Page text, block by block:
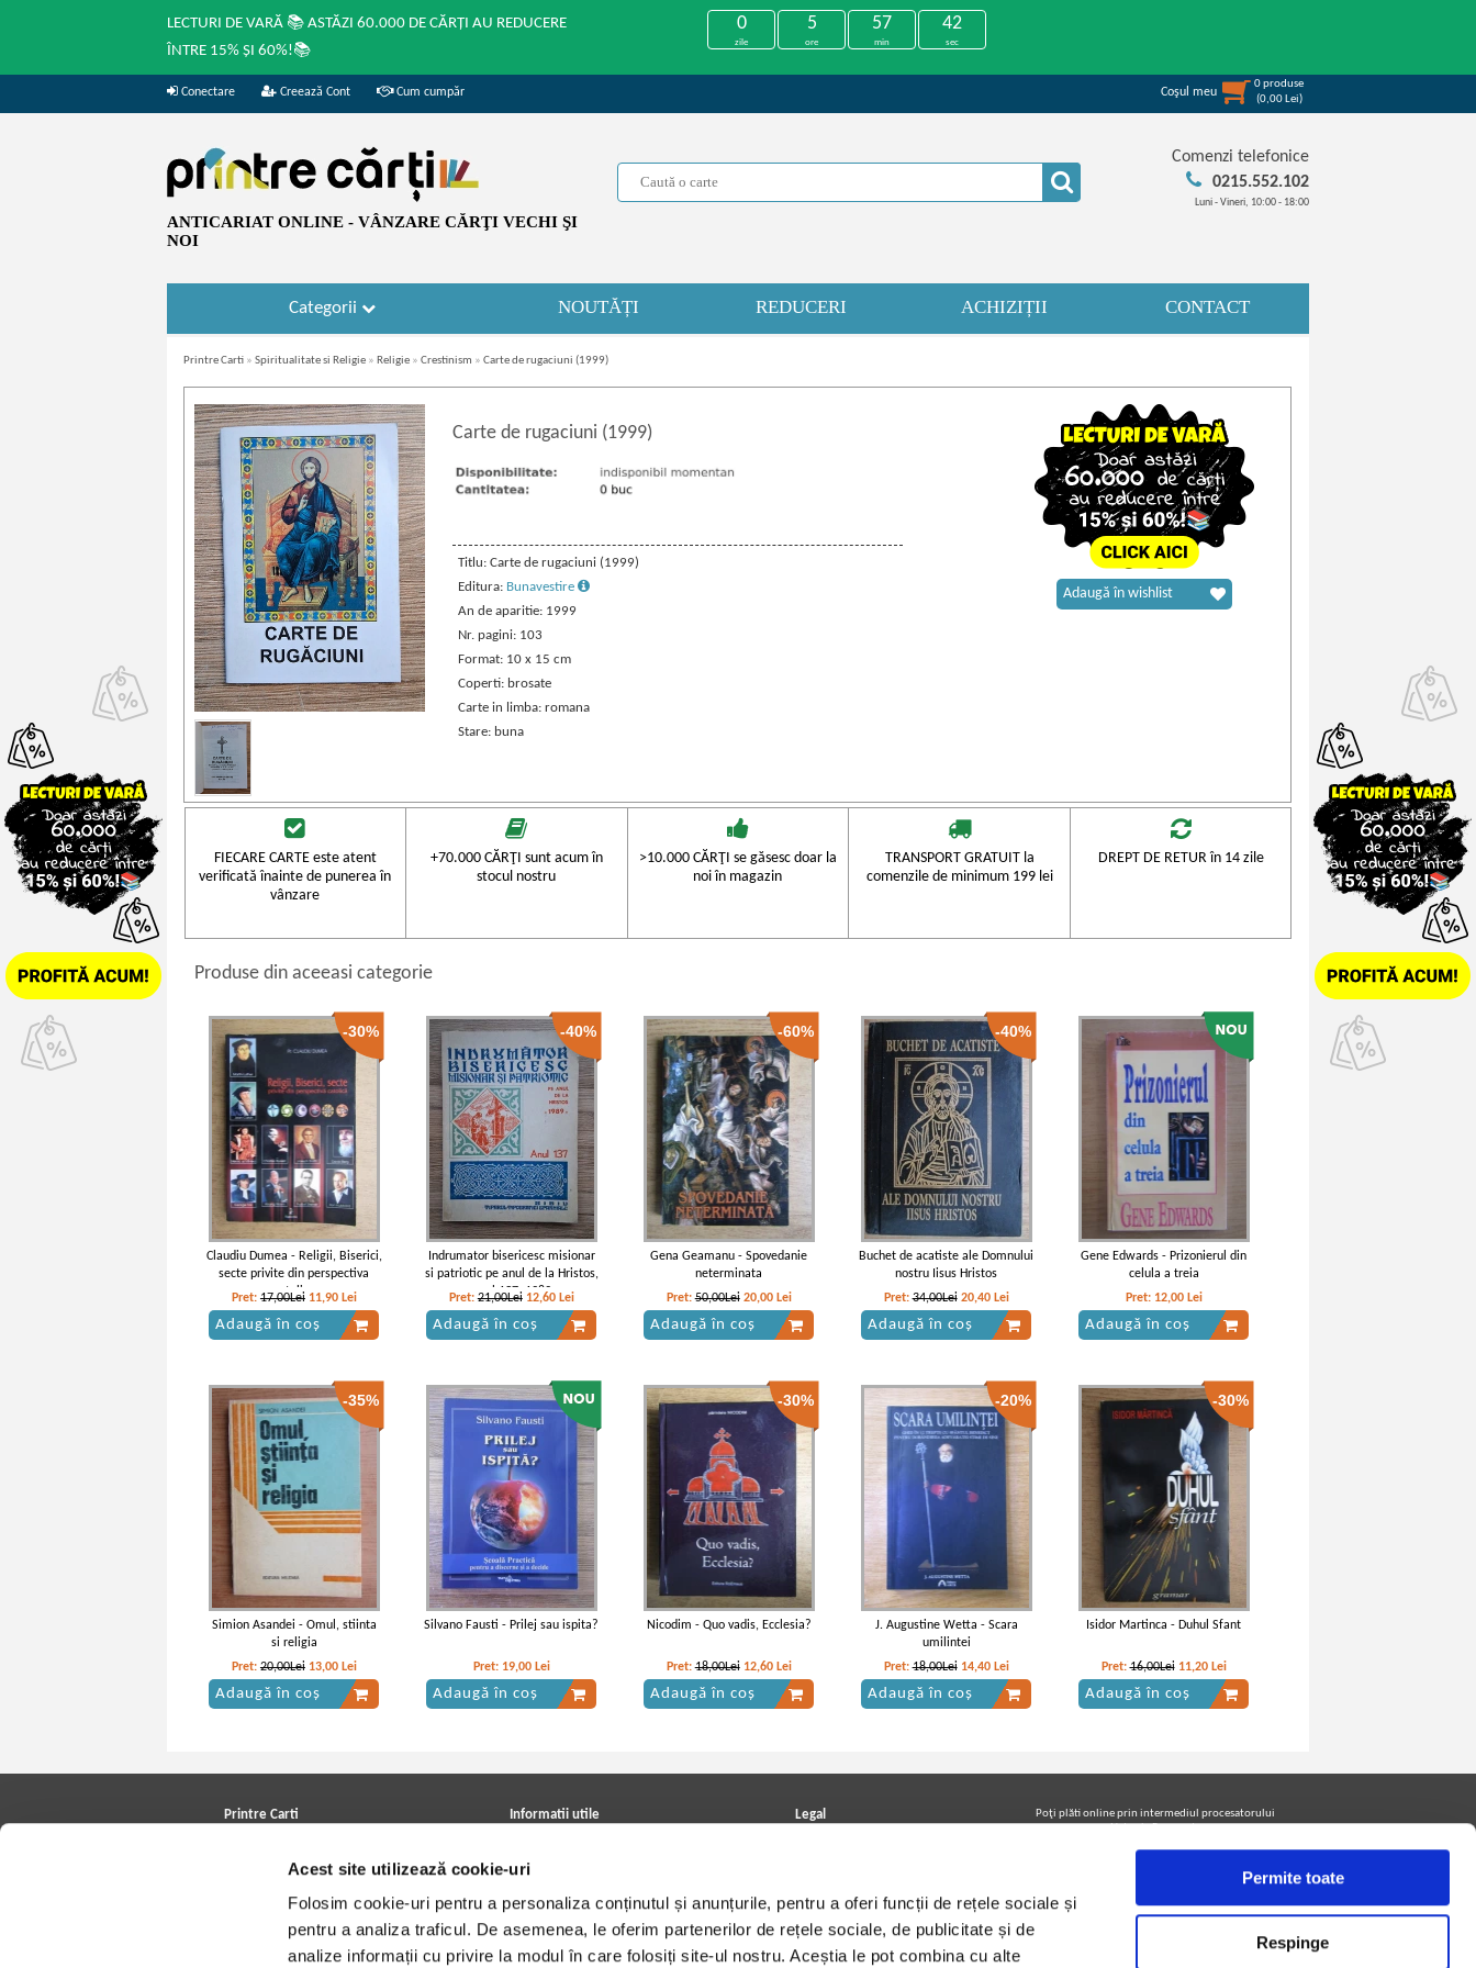
Acest site utilizează cookie-uri
Folosim cookie-uri pentru a personaliza conținutul și anunțurile, pentru a oferi funcții de rețele sociale și
pentru a analiza traficul. De asemenea, le oferim partenerilor de rețele sociale, de publicitate și de
analize informații cu privire la modul în care folosiți site-ul nostru. Aceștia le pot combina cu alte
Permite toate
Respinge
LECTURI DE VARĂ 📚 ASTĂZI 60.000 DE CĂRȚI AU REDUCERE
ÎNTRE 15% ȘI 60%!📚
0
zile
5
ore
57
min
41
sec
Conectare Creează Cont Cum cumpăr Coşul meu
0produse
(0,00 Lei)
ANTICARIAT ONLINE - VÂNZARE CĂRŢI VECHI ŞI
NOI
Comenzi telefonice
0215.552.102
Luni - Vineri, 10:00 - 18:00
Categorii NOUTĂȚI REDUCERI ACHIZIȚII CONTACT
Printre Carti » Spiritualitate si Religie » Religie » Crestinism » Carte de rugaciuni (1999)
Carte de rugaciuni (1999)
Titlu: Carte de rugaciuni (1999)
Editura: Bunavestire
An de aparitie: 1999
Nr. pagini: 103
Format: 10 x 15 cm
Coperti: brosate
Carte in limba: romana
Stare: buna
Adaugă în wishlist
FIECARE CARTE este atent
verificată înainte de punerea în
vânzare
+70.000 CĂRŢI sunt acum în
stocul nostru
>10.000 CĂRŢI se găsesc doar la
noi în magazin
TRANSPORT GRATUIT la
comenzile de minimum 199 lei
DREPT DE RETUR în 14 zile
Produse din aceeasi categorie
-30%
Claudiu Dumea - Religii, Biserici,
secte privite din perspectiva
catolica
Pret: 17,00Lei 11,90 Lei
Adaugă în coș
-40%
Indrumator bisericesc misionar
si patriotic pe anul de la Hristos,
anul 137, 1989
Pret:21,00Lei 12,60 Lei
Adaugă în coș
-60%
Gena Geamanu - Spovedanie
neterminata
Pret:50,00Lei 20,00 Lei
Adaugă în coș
-40%
Buchet de acatiste ale Domnului
nostru Iisus Hristos
Pret:34,00Lei 20,40 Lei
Adaugă în coș
Gene Edwards - Prizonierul din
celula a treia
Pret: 12,00 Lei
Adaugă în coș
-35%
Simion Asandei - Omul, stiinta
si religia
Pret: 20,00Lei 13,00 Lei
Adaugă în coș
Silvano Fausti - Prilej sau ispita?
Pret: 19,00 Lei
Adaugă în coș
-30%
Nicodim - Quo vadis, Ecclesia?
Pret:18,00Lei 12,60 Lei
Adaugă în coș
-20%
J. Augustine Wetta - Scara
umilintei
Pret:18,00Lei 14,40 Lei
Adaugă în coș
-30%
Isidor Martinca - Duhul Sfant
Pret:16,00Lei 11,20 Lei
Adaugă în coș
Printre Carti
Cele mai căutate cărți
Blog Printre Carti
Informatii utile
Achizitii viniluri, casete, CD/DVD
Cum cumpar?
Retur comenzi
Angajari - Cariere
Legal
Termeni si conditii
Poţi plăti online prin intermediul procesatorului
Netopia Payments
Urmăreşte-ne pe facebook pentru a fi la curent cu
promoţiile PrintreCarti.ro